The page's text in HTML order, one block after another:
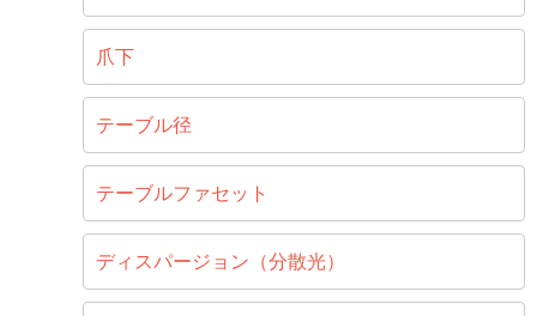
爪下
テーブル径
テーブルファセット
ディスパージョン（分散光）